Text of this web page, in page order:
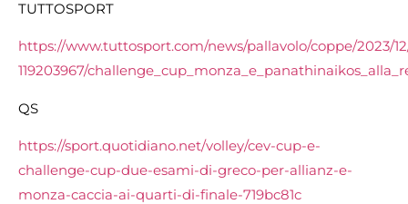
TUTTOSPORT
https://www.tuttosport.com/news/pallavolo/coppe/2023/
119203967/
QS
https://sport.quotidiano.net/volley/cev-cup-e-
challenge-cup-due-esami-di-greco-per-allianz-e-
monza-caccia-ai-quarti-di-finale-719bc81c